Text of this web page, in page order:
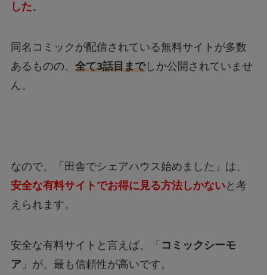
した。
同名コミックが配信されている無料サイトが多数
あるものの、 全て3話目までしか公開されていませ
ん。
なので、「田舎でシェアハウス始めました」は、
安全な有料サイトでお得に見る方法しかないと考
えられます。
安全な有料サイトと言えば、「 コミックシーモ
ア」が、最も信頼性が高いです。